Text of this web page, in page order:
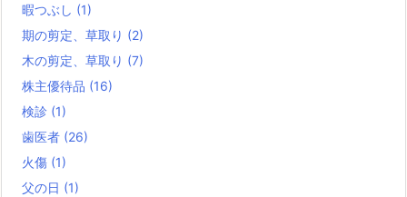
暇つぶし (1)
期の剪定、草取り (2)
木の剪定、草取り (7)
株主優待品 (16)
検診 (1)
歯医者 (26)
火傷 (1)
父の日 (1)